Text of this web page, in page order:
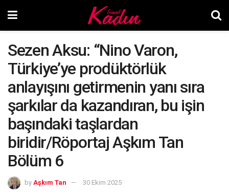
Sezen Aksu: “Nino Varon,
Türkiye’ye prodüktörlük
anlayışını getirmenin yanı sıra
şarkılar da kazandıran, bu işin
başındaki taşlardan
biridir/Röportaj Aşkım Tan
Bölüm 6
by Aşkım Tan 30 Ekim 2025